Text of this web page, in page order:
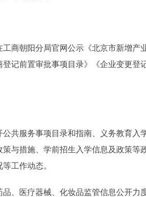
朝阳分局官网公示《北京市新增产
记前置审批事项目录》《企业变更
服务事项目录和指南、义务教育入
与措施、学前招生入学信息及政策等
工作动态。
医疗器械、化妆品监管信息公开力